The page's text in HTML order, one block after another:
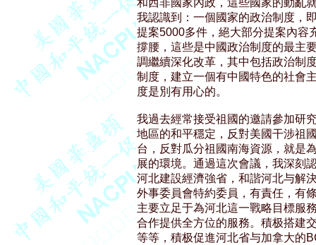
和西非國家內政，這些國家的動亂
我認識到：一個國家的政治制度，
提案5000多件，絕大部分提案內容
撐腰，這些是中國政治制度的最主
調繼續深化改革，其中包括政治制
制度，建立一個有中國特色的社會
度是別有用心的。
我過去經常接受祖國的邀請參加研
地區的和平穩定，反對美國干涉祖
台，反對瓜分祖國南海資源，就是
展的環境。通過這次會議，我深刻
河北建設經濟強省，和諧河北与解
外事委員會特約委員，有責任，有
主要立足于為河北這一戰略目標服
合作提供全方位的服務。積极搭建
等等，積极促進河北省与加拿大的